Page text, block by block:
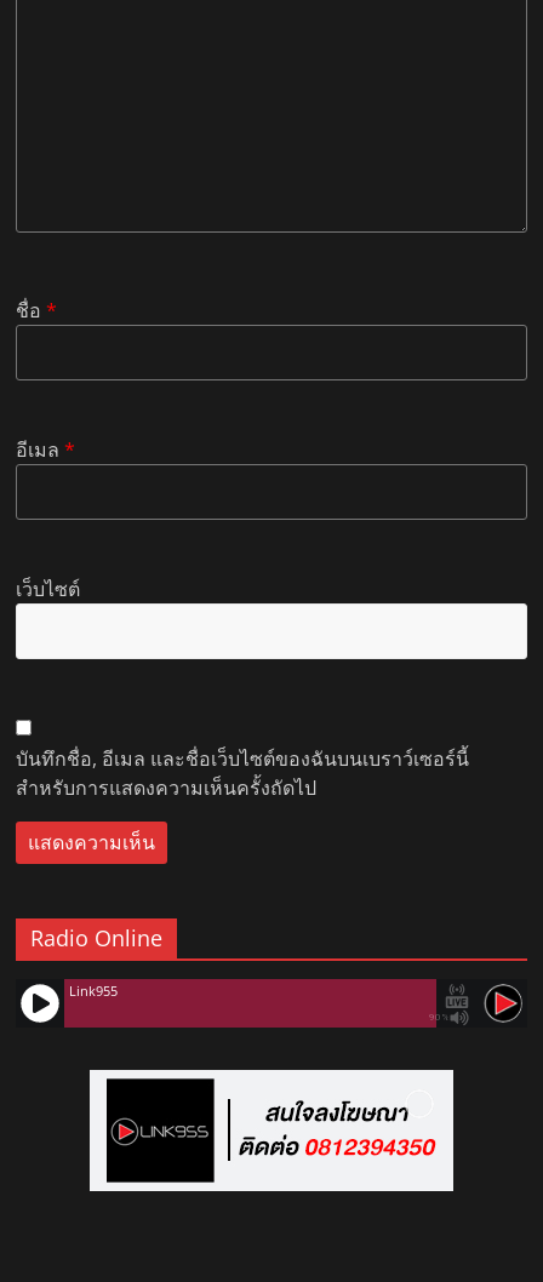
ชื่อ*
อีเมล*
เว็บไซต์
บันทึกชื่อ, อีเมล และชื่อเว็บไซต์ของฉันบนเบราว์เซอร์นี้
สำหรับการแสดงความเห็นครั้งถัดไป
Radio Online
90%
Link955